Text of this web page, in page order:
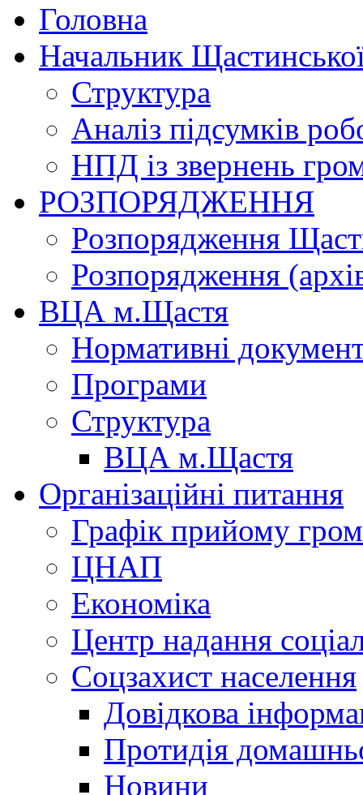
Головна
Начальник
Структура
Аналіз підсумків
НПД із звернень
РОЗПОРЯДЖЕННЯ
Розпорядження
Розпорядження
ВЦА м.Щастя
Нормативні
Програми
Структура
ВЦА м.Щастя
Організаційні питання
Графік прийому
ЦНАП
Економіка
Центр надання
Соцзахист населення
Довідкова
Протидія
Новини